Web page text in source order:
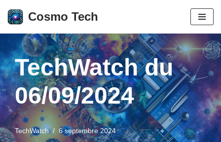
Aller
contenu
Cosmo Tech
TechWatch du
06/09/2024
TechWatch 6 septembre 2024